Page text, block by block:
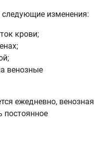
следующие изменения:
крови;
венозные
ежедневно, венозная
постоянное